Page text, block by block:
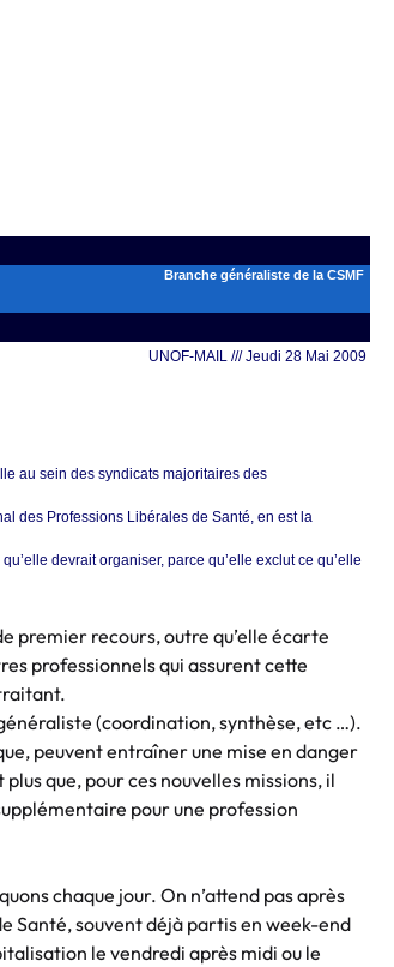
Branche généraliste de la CSMF
UNOF-MAIL /// Jeudi 28 Mai 2009
au sein des syndicats majoritaires des
des Professions Libérales de Santé, en est la
devrait organiser, parce qu’elle exclut ce qu’elle
premier recours, outre qu’elle écarte
professionnels qui assurent cette
(coordination, synthèse, etc …).
peuvent entraîner une mise en danger
que, pour ces nouvelles missions, il
pour une profession
chaque jour. On n’attend pas après
Santé, souvent déjà partis en week-end
le vendredi après midi ou le